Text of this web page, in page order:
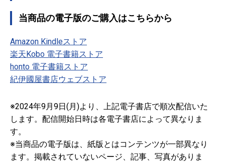
当商品の電子版のご購入はこちらから
Amazon Kindleストア
楽天Kobo 電子書籍ストア
honto 電子書籍ストア
紀伊國屋書店ウェブストア
※2024年9月9日(月)より、上記電子書店で順次配信いた
します。配信開始日時は各電子書店によって異なりま
す。
※当商品の電子版は、紙版とはコンテンツが一部異なり
ます。掲載されていないページ、記事、写真がありま